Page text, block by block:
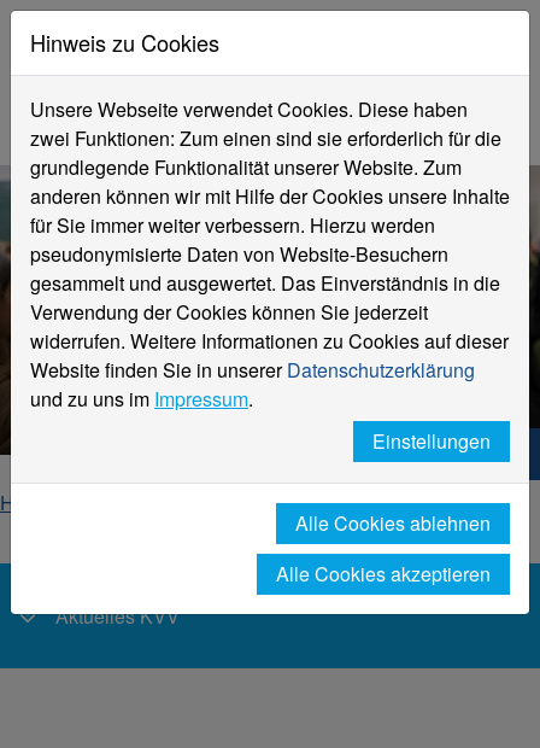
Seminarwahl
Im Online-Service HIO
Hochschule Niederrhein. Dein Weg.
Home
Fachbereich Sozialwesen
Seminarwahl
Aktuelles KVV
Hinweis zu Cookies
Unsere Webseite verwendet Cookies. Diese haben
zwei Funktionen: Zum einen sind sie erforderlich für die
grundlegende Funktionalität unserer Website. Zum
anderen können wir mit Hilfe der Cookies unsere Inhalte
für Sie immer weiter verbessern. Hierzu werden
pseudonymisierte Daten von Website-Besuchern
gesammelt und ausgewertet. Das Einverständnis in die
Verwendung der Cookies können Sie jederzeit
widerrufen. Weitere Informationen zu Cookies auf dieser
Website finden Sie in unsererDatenschutzerklärung
und zu uns im Impressum.
Einstellungen
Alle Cookies ablehnen
Alle Cookies akzeptieren